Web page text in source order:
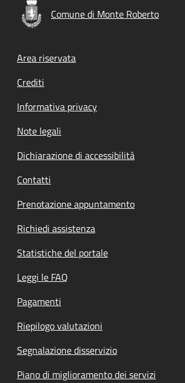
Comune di Monte Roberto
Footer menu
Area riservata
Crediti
Informativa privacy
Note legali
Dichiarazione di accessibilità
Contatti
Prenotazione appuntamento
Richiedi assistenza
Statistiche del portale
Leggi le FAQ
Pagamenti
Riepilogo valutazioni
Segnalazione disservizio
Piano di miglioramento dei servizi